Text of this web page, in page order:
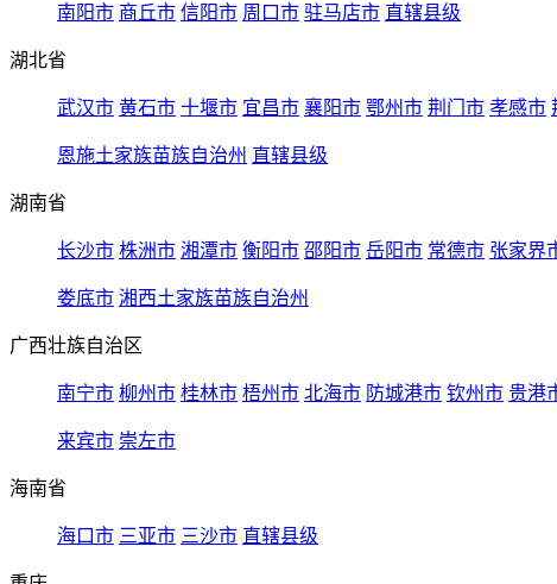
南阳市 商丘市 信阳市 周口市 驻马店市 直辖县级
湖北省
武汉市 黄石市 十堰市 宜昌市 襄阳市 鄂州市 荆门市 孝感市
恩施土家族苗族自治州 直辖县级
湖南省
长沙市 株洲市 湘潭市 衡阳市 邵阳市 岳阳市 常德市 张家界
娄底市 湘西土家族苗族自治州
广西壮族自治区
南宁市 柳州市 桂林市 梧州市 北海市 防城港市 钦州市 贵港
来宾市 崇左市
海南省
海口市 三亚市 三沙市 直辖县级